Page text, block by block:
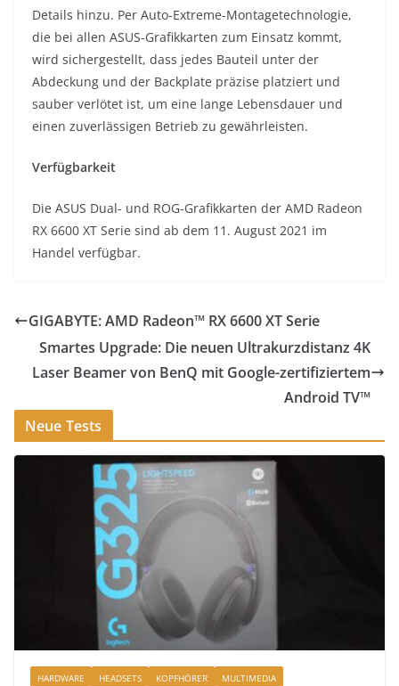
Details hinzu. Per Auto-Extreme-Montagetechnologie,
die bei allen ASUS-Grafikkarten zum Einsatz kommt,
wird sichergestellt, dass jedes Bauteil unter der
Abdeckung und der Backplate präzise platziert und
sauber verlötet ist, um eine lange Lebensdauer und
einen zuverlässigen Betrieb zu gewährleisten.
Verfügbarkeit
Die ASUS Dual- und ROG-Grafikkarten der AMD Radeon
RX 6600 XT Serie sind ab dem 11. August 2021 im
Handel verfügbar.
GIGABYTE: AMD Radeon™ RX 6600 XT Serie
Smartes Upgrade: Die neuen Ultrakurzdistanz 4K
Laser Beamer von BenQ mit Google-zertifiziertem
Android TV™
Neue Tests
HARDWARE HEADSETS KOPFHÖRER MULTIMEDIA